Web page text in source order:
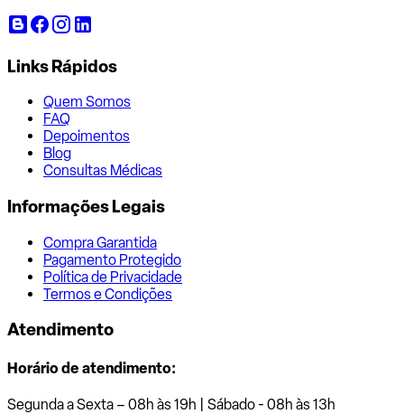
Links Rápidos
Quem Somos
FAQ
Depoimentos
Blog
Consultas Médicas
Informações Legais
Compra Garantida
Pagamento Protegido
Política de Privacidade
Termos e Condições
Atendimento
Horário de atendimento:
Segunda a Sexta – 08h às 19h | Sábado - 08h às 13h